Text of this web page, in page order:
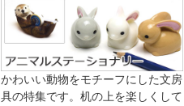
かわいい動物をモチーフにした文房
具の特集です。机の上を楽しくして